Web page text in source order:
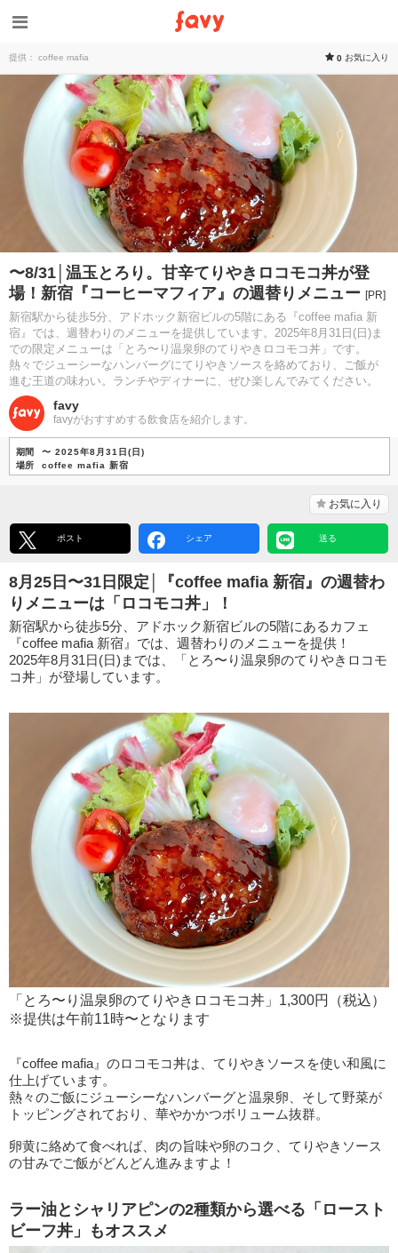
提供： coffee mafia 0 お気に入り
〜8/31│温玉とろり。甘辛てりやきロコモコ丼が登
場！新宿『コーヒーマフィア』の週替りメニュー [PR]
新宿駅から徒歩5分、アドホック新宿ビルの5階にある『coffee mafia 新
宿』では、週替わりのメニューを提供しています。2025年8月31日(日)ま
での限定メニューは「とろ〜り温泉卵のてりやきロコモコ丼」です。
熱々でジューシーなハンバーグにてりやきソースを絡めており、ご飯が
進む王道の味わい。ランチやディナーに、ぜひ楽しんでみてください。
favy
favyがおすすめする飲食店を紹介します。
期間
〜 2025年8月31日(日)
場所
coffee mafia 新宿
お気に入り
ポスト シェア 送る
8月25日〜31日限定│『coffee mafia 新宿』の週替わ
りメニューは「ロコモコ丼」！
新宿駅から徒歩5分、アドホック新宿ビルの5階にあるカフェ
『coffee mafia 新宿』では、週替わりのメニューを提供！
2025年8月31日(日)までは、「とろ〜り温泉卵のてりやきロコモ
コ丼」が登場しています。
「とろ〜り温泉卵のてりやきロコモコ丼」1,300円（税込）
※提供は午前11時〜となります
『coffee mafia』のロコモコ丼は、てりやきソースを使い和風に
仕上げています。
熱々のご飯にジューシーなハンバーグと温泉卵、そして野菜が
トッピングされており、華やかかつボリューム抜群。
卵黄に絡めて食べれば、肉の旨味や卵のコク、てりやきソース
の甘みでご飯がどんどん進みますよ！
ラー油とシャリアピンの2種類から選べる「ロースト
ビーフ丼」もオススメ